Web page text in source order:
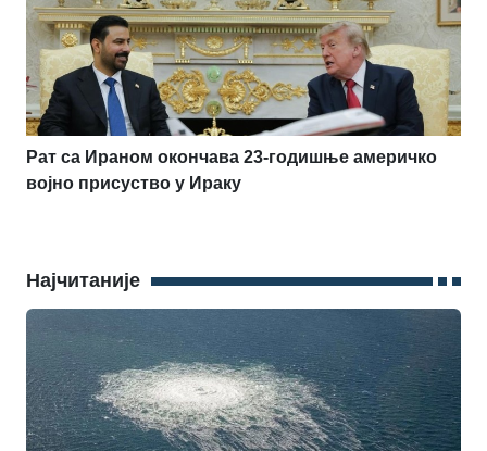
Рат са Ираном окончава 23-годишње америчко
војно присуство у Ираку
Најчитаније